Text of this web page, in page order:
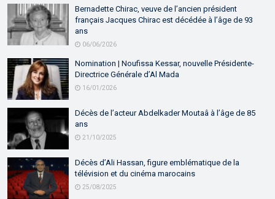
Bernadette Chirac, veuve de l’ancien président
français Jacques Chirac est décédée à l’âge de 93
ans
06/06/2026
Nomination | Noufissa Kessar, nouvelle Présidente-
Directrice Générale d’Al Mada
16/01/2026
Décès de l’acteur Abdelkader Moutaâ à l’âge de 85
ans
21/10/2025
Décès d’Ali Hassan, figure emblématique de la
télévision et du cinéma marocains
25/08/2025